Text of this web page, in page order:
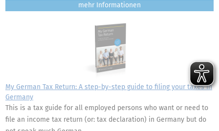
mehr
My German Tax Return: A step-by-step guide to filing your taxes in
Germany
This is a tax guide for all employed persons who want or need to
file an income tax return (or: tax declaration) in Germany but do